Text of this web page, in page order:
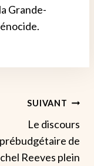
Grande-
SUIVANT
Le discours
prébudgétaire de
Reeves plein